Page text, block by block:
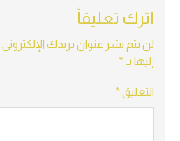
اترك تعليقاً
لن يتم نشر عنوان بريدك الإلكتروني.
إليها بـ *
التعليق *